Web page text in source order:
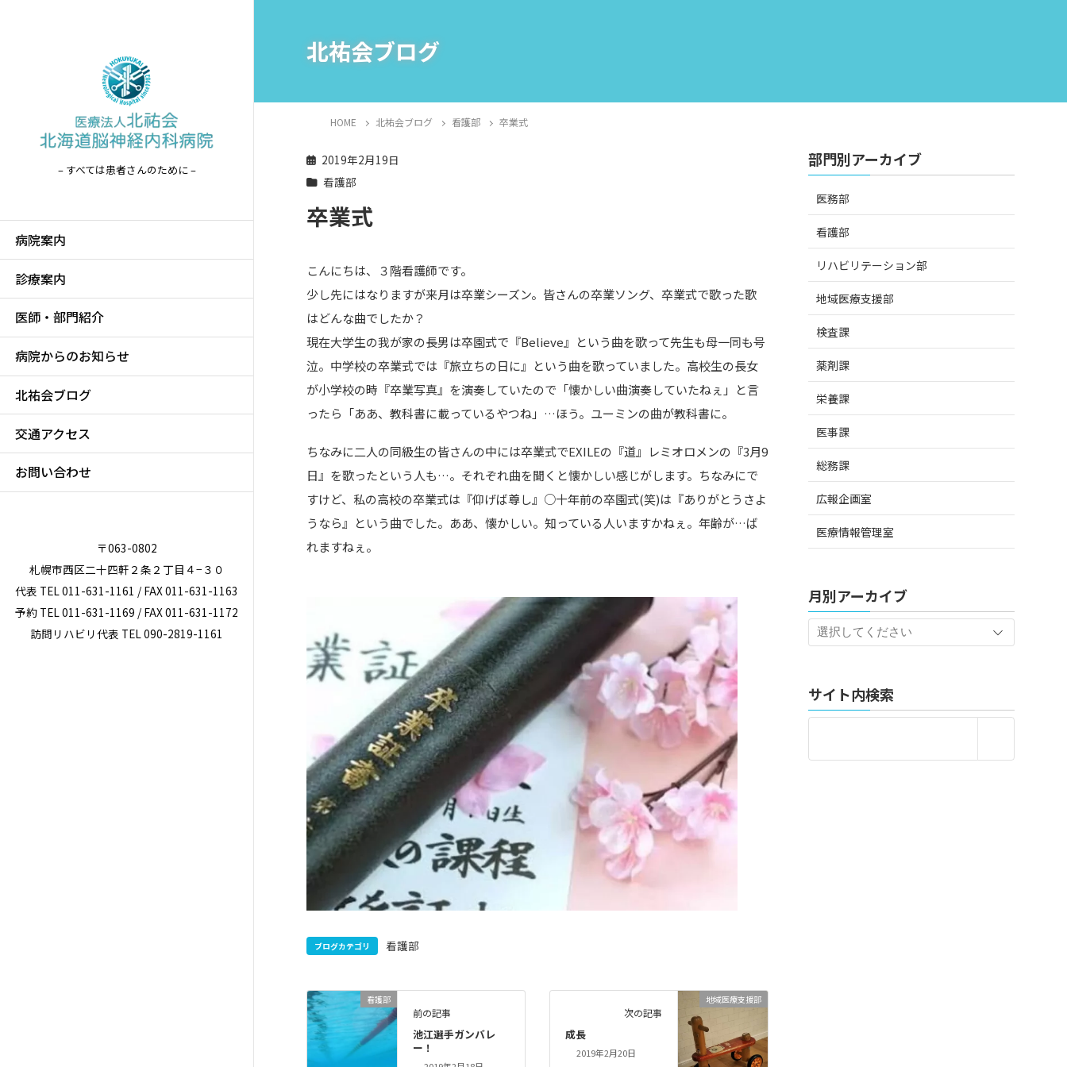
– すべては患者さんのために –
病院案内
診療案内
医師・部門紹介
病院からのお知らせ
北祐会ブログ
交通アクセス
お問い合わせ
〒063-0802
札幌市西区二十四軒２条２丁目４−３０
代表 TEL 011-631-1161 / FAX 011-631-1163
予約 TEL 011-631-1169 / FAX 011-631-1172
訪問リハビリ代表 TEL 090-2819-1161
北祐会ブログ
HOME 北祐会ブログ 看護部 卒業式
2019年2月19日
看護部
卒業式
こんにちは、３階看護師です。
少し先にはなりますが来月は卒業シーズン。皆さんの卒業ソング、卒業式で歌った歌
はどんな曲でしたか？
現在大学生の我が家の長男は卒園式で『Believe』という曲を歌って先生も母一同も号
泣。中学校の卒業式では『旅立ちの日に』という曲を歌っていました。高校生の長女
が小学校の時『卒業写真』を演奏していたので「懐かしい曲演奏していたねぇ」と言
ったら「ああ、教科書に載っているやつね」…ほう。ユーミンの曲が教科書に。
ちなみに二人の同級生の皆さんの中には卒業式でEXILEの『道』レミオロメンの『3月9
日』を歌ったという人も…。それぞれ曲を聞くと懐かしい感じがします。ちなみにで
すけど、私の高校の卒業式は『仰げば尊し』○十年前の卒園式(笑)は『ありがとうさよ
うなら』という曲でした。ああ、懐かしい。知っている人いますかねぇ。年齢が…ば
れますねぇ。
ブログカテゴリ 看護部
看護部
前の記事
池江選手ガンバレ
ー！
地域医療支援部
次の記事
成長
2019年2月20日
部門別アーカイブ
医務部
看護部
リハビリテーション部
地域医療支援部
検査課
薬剤課
栄養課
医事課
総務課
広報企画室
医療情報管理室
月別アーカイブ
サイト内検索